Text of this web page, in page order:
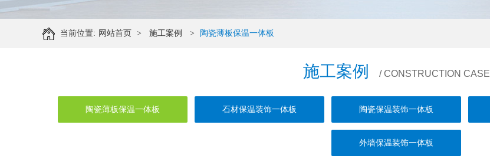
当前位置: 网站首页 > 施工案例 > 陶瓷薄板保温一体板
施工案例 / CONSTRUCTION CASE
陶瓷薄板保温一体板 石材保温装饰一体板 陶瓷保温装饰一体板
外墙保温装饰一体板